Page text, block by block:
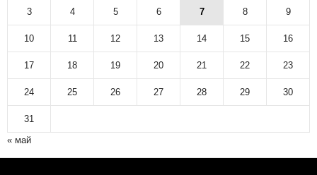
3 4 5 6 7 8 9
10 11 12 13 14 15 16
17 18 19 20 21 22 23
24 25 26 27 28 29 30
31
« май